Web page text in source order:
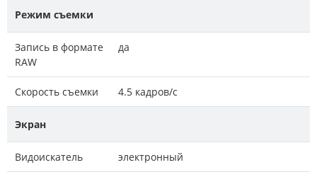
Режим съемки
Запись в формате
RAW
да
Скорость съемки 4.5 кадров/с
Экран
Видоискатель электронный